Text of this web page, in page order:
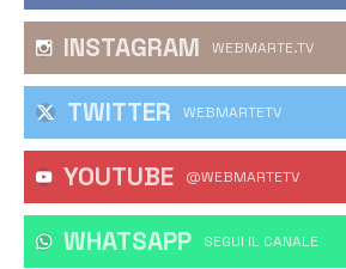
INSTAGRAM WEBMARTE.TV
TWITTER WEBMARTETV
YOUTUBE @WEBMARTETV
WHATSAPP ‎SEGUI IL CANALE